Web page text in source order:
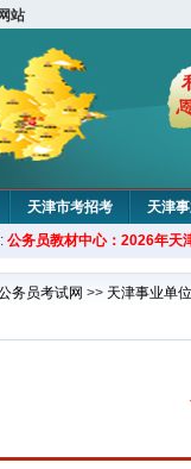
站
天津市考招考 天津
公务员教材中心：2026年天
务员考试网 >> 天津事业单